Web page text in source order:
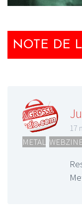
NOTE DE
17
METAL